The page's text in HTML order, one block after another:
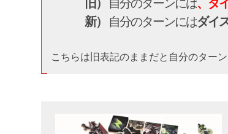
新） 自分のターンにはダイ
こちらは旧表記のままだと自分のター